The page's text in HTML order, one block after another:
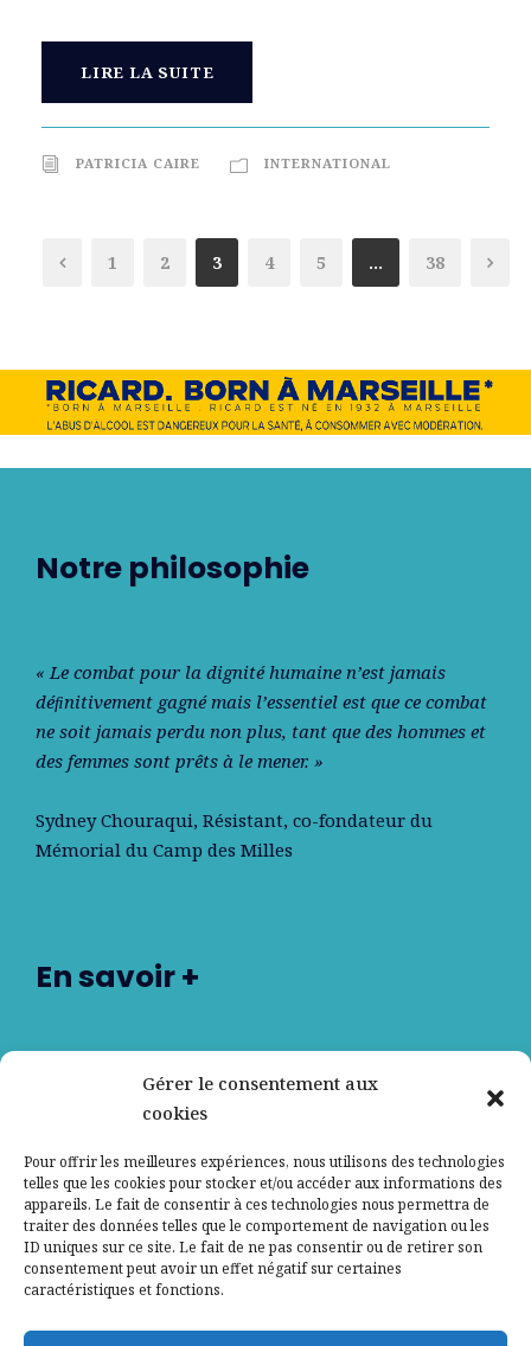
Gérer le consentement aux
cookies
Pour offrir les meilleures expériences, nous utilisons des technologies
telles que les cookies pour stocker et/ou accéder aux informations des
appareils. Le fait de consentir à ces technologies nous permettra de
traiter des données telles que le comportement de navigation ou les
ID uniques sur ce site. Le fait de ne pas consentir ou de retirer son
consentement peut avoir un effet négatif sur certaines
caractéristiques et fonctions.
LIRE LA SUITE
PATRICIA CAIRE INTERNATIONAL
1 2 3 4 5 … 38
Notre philosophie
« Le combat pour la dignité humaine n’est jamais
déﬁnitivement gagné mais l’essentiel est que ce combat
ne soit jamais perdu non plus, tant que des hommes et
des femmes sont prêts à le mener. »
Sydney Chouraqui, Résistant, co-fondateur du
Mémorial du Camp des Milles
En savoir +
Nos partenaires
Contactez-nous
Mentions légales